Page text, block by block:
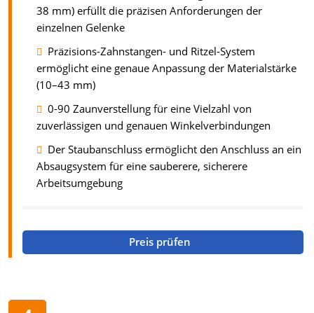
38 mm) erfüllt die präzisen Anforderungen der
einzelnen Gelenke
Präzisions-Zahnstangen- und Ritzel-System
ermöglicht eine genaue Anpassung der Materialstärke
(10–43 mm)
0-90 Zaunverstellung für eine Vielzahl von
zuverlässigen und genauen Winkelverbindungen
Der Staubanschluss ermöglicht den Anschluss an ein
Absaugsystem für eine sauberere, sicherere
Arbeitsumgebung
Preis prüfen